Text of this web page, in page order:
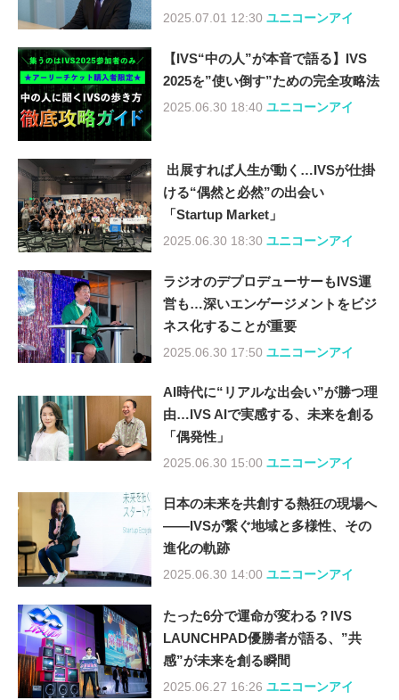
2025.07.01 12:30 ユニコーンアイ
【IVS“中の人”が本音で語る】IVS
2025を”使い倒す”ための完全攻略法
2025.06.30 18:40 ユニコーンアイ
出展すれば人生が動く…IVSが仕掛
ける“偶然と必然”の出会い
「Startup Market」
2025.06.30 18:30 ユニコーンアイ
ラジオのデプロデューサーもIVS運
営も…深いエンゲージメントをビジ
ネス化することが重要
2025.06.30 17:50 ユニコーンアイ
AI時代に“リアルな出会い”が勝つ理
由…IVS AIで実感する、未来を創る
「偶発性」
2025.06.30 15:00 ユニコーンアイ
日本の未来を共創する熱狂の現場へ
――IVSが繋ぐ地域と多様性、その
進化の軌跡
2025.06.30 14:00 ユニコーンアイ
たった6分で運命が変わる？IVS
LAUNCHPAD優勝者が語る、”共
感”が未来を創る瞬間
2025.06.27 16:26 ユニコーンアイ